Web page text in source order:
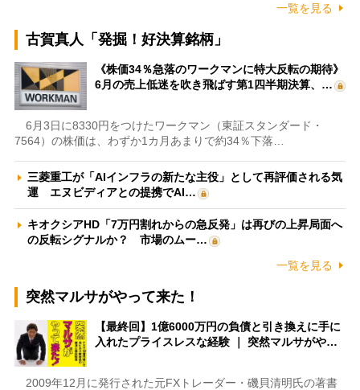
一覧を見る
古賀真人「発掘！好決算銘柄」
《株価34％急落のワークマンに特大反転の期待》
6月の売上低迷を吹き飛ばす第1四半期決算、…
6月3日に8330円をつけたワークマン（東証スタンダード・
7564）の株価は、わずか1カ月あまりで約34％下落…
三菱重工が「AIインフラの新たな主役」として再評価される気
運 エヌビディアとの提携でAI…
キオクシアHD「7万円割れからの急反発」は再びの上昇局面へ
の反転シグナルか？ 市場のムー…
一覧を見る
突然マルサがやって来た！
【最終回】1億6000万円の負債と引き換えに手に
入れたプライスレスな経験 ｜ 突然マルサがや…
2009年12月に発行された元FXトレーダー・磯貝清明氏の著書